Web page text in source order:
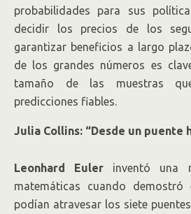
probabilidades para sus
decidir los precios de los
garantizar beneficios a largo
de los grandes números es
tamaño de las muestras
predicciones fiables.
Julia Collins: “Desde un puente
Leonhard Euler inventó una
matemáticas cuando
podían atravesar los siete